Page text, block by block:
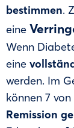
bestimmen.
eine
Wenn
eine
werden. Im
können 7
Remission